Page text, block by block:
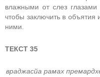
влажными от слез
чтобы заключить в объятия
ними.
ТЕКСТ 35
враджасйа рамах